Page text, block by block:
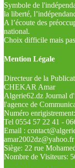
Symbole de
la liberté,
A l’écoute des
national.
Choix difficile mais
Mention Légale
Directeur de la
CHEKAR Amar
Algerie62.dz Journal
l'agence de
Numéro
Tel 0554 57 22 41 -
Email :
amar2002dz@yahoo.fr
Siège: 22 rue
Nombre de Visiteurs: